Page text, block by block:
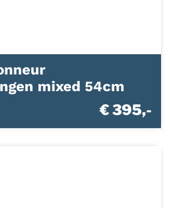
mixed 54cm
€ 395,-